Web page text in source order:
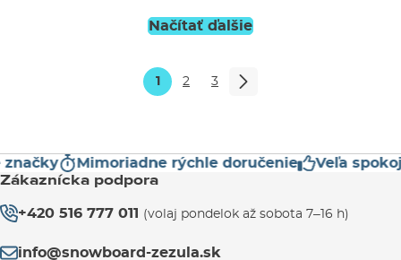
Načítať ďalšie
1 2 3
Mimoriadne rýchle doručenie Veľa
Zákaznícka podpora
+420 516 777 011 (volaj pondelok až sobota 7–16 h)
info@snowboard-zezula.sk